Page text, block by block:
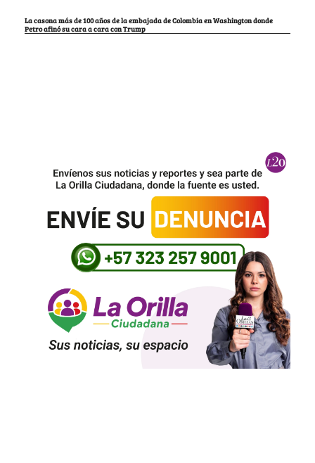
La casona más de 100 años de la embajada de Colombia en Washington donde
Petro afinó su cara a cara con Trump